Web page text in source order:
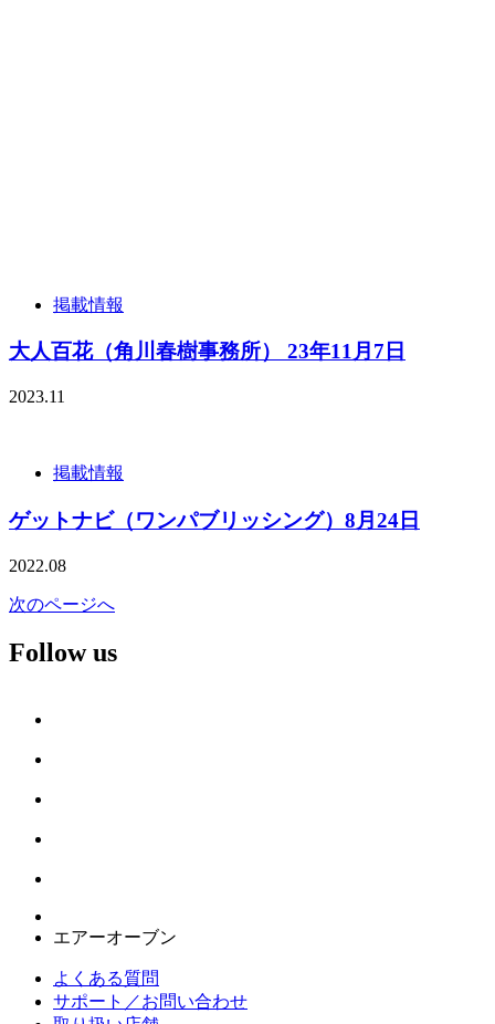
掲載情報
大人百花（角川春樹事務所） 23年11月7日
2023.11
掲載情報
ゲットナビ（ワンパブリッシング）8月24日
2022.08
次のページへ
Follow us
エアーオーブン
よくある質問
サポート／お問い合わせ